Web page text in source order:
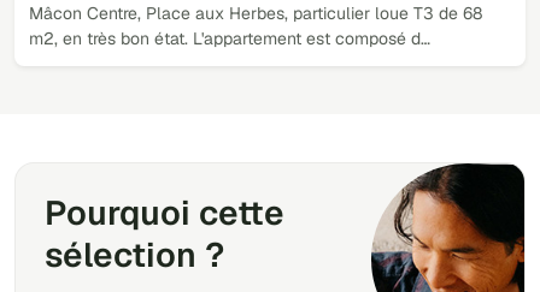
Mâcon Centre, Place aux Herbes, particulier loue T3 de 68
m2, en très bon état. L'appartement est composé d…
Pourquoi cette
sélection ?